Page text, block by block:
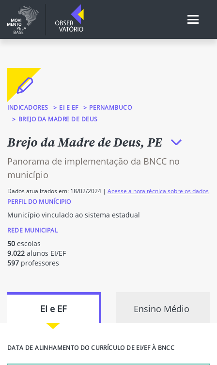
INDICADORES EI E EF
PERNAMBUCO
BREJO DA MADRE DE DEUS
Brejo da Madre de Deus, PE
Panorama de implementação da BNCC no
município
Dados atualizados em: 18/02/2024 | Acesse a nota técnica sobre os dados
PERFIL DO MUNÍCIPIO
Município vinculado ao sistema estadual
REDE MUNICIPAL
50 escolas
9.022 alunos EI/EF
597 professores
EI e EF Ensino Médio
DATA DE ALINHAMENTO DO CURRÍCULO DE EI/EF À BNCC